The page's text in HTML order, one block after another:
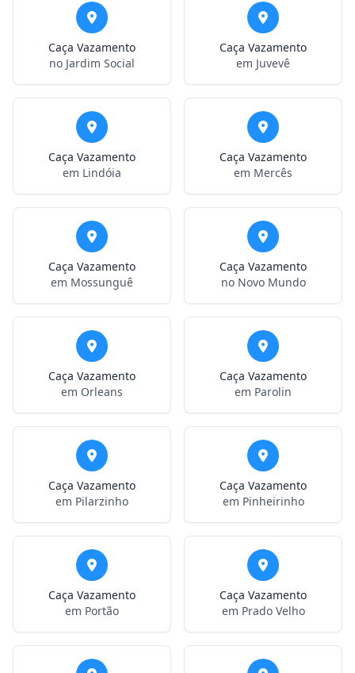
Caça Vazamento
no Jardim Social
Caça Vazamento
em Juvevê
Caça Vazamento
em Lindóia
Caça Vazamento
em Mercês
Caça Vazamento
em Mossunguê
Caça Vazamento
no Novo Mundo
Caça Vazamento
em Orleans
Caça Vazamento
em Parolin
Caça Vazamento
em Pilarzinho
Caça Vazamento
em Pinheirinho
Caça Vazamento
em Portão
Caça Vazamento
em Prado Velho